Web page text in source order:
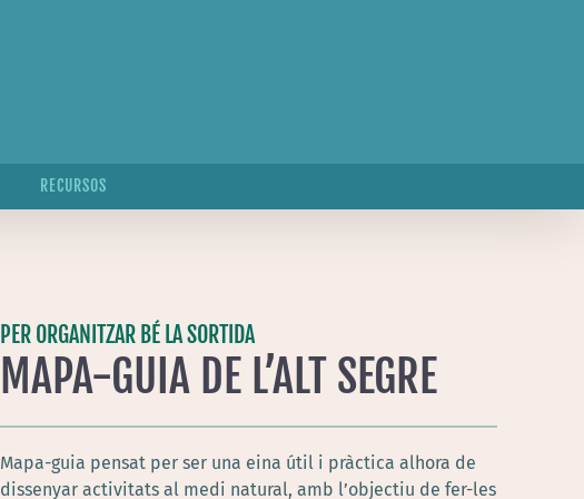
RECURSOS
PER ORGANITZAR BÉ LA SORTIDA
MAPA-GUIA DE L’ALT SEGRE
Mapa-guia pensat per ser una eina útil i pràctica alhora de
dissenyar activitats al medi natural, amb l’objectiu de fer-les